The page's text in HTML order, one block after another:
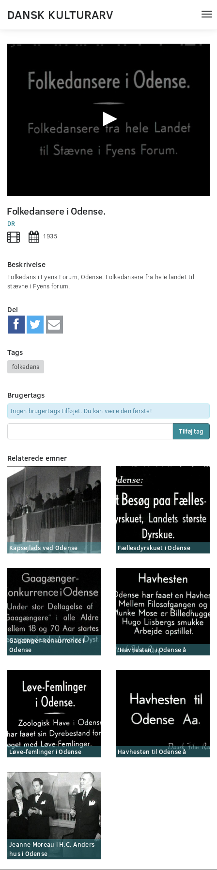
DANSK KULTURARV
seconds
of
0
seconds
Folkedansere i Odense.
DR
1935
Beskrivelse
Folkedans i Fyens Forum, Odense. Folkedansere fra hele landet til
stævne i Fyens forum.
Del
Tags
folkedans
Brugertags
Ingen brugertags tilføjet. Du kan være den første!
Tilføj tag
Relaterede emner
Kapsejlads ved Odense Fællesdyrskuet i Odense
Gågænger-konkurrence i
Odense
'Havhesten' i Odense å
Løve-femlinger i Odense Havhesten til Odense å
Jeanne Moreau i H.C. Anders
hus i Odense